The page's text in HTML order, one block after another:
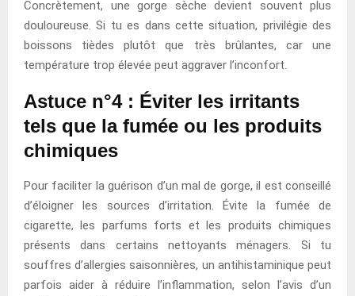
Concrètement, une gorge sèche devient souvent plus
douloureuse. Si tu es dans cette situation, privilégie des
boissons tièdes plutôt que très brûlantes, car une
température trop élevée peut aggraver l’inconfort.
Astuce n°4 : Éviter les irritants
tels que la fumée ou les produits
chimiques
Pour faciliter la guérison d’un mal de gorge, il est conseillé
d’éloigner les sources d’irritation. Évite la fumée de
cigarette, les parfums forts et les produits chimiques
présents dans certains nettoyants ménagers. Si tu
souffres d’allergies saisonnières, un antihistaminique peut
parfois aider à réduire l’inflammation, selon l’avis d’un